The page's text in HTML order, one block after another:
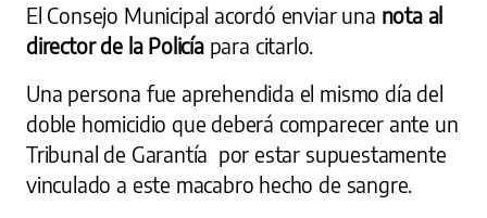
El Consejo Municipal acordó enviar una nota al
director de la Policía para citarlo.
Una persona fue aprehendida el mismo día del
doble homicidio que deberá comparecer ante un
Tribunal de Garantía por estar supuestamente
vinculado a este macabro hecho de sangre.